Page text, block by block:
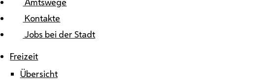
Kontakte
Jobs bei der Stadt
Freizeit
Übersicht